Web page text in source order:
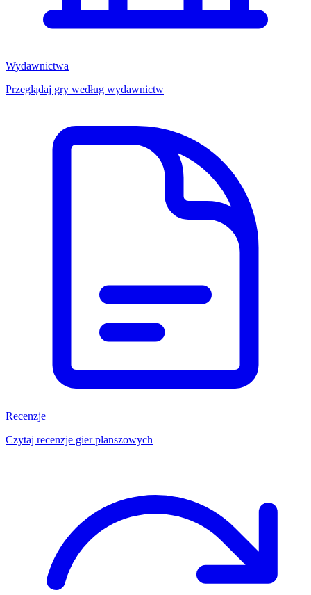
Wydawnictwa
Przeglądaj gry według wydawnictw
Recenzje
Czytaj recenzje gier planszowych